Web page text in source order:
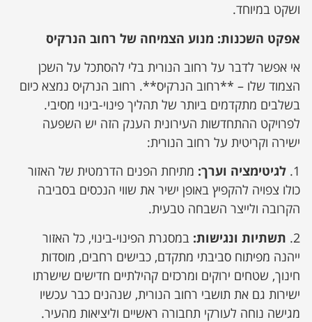
ושקט במיוחד.
אפקט השכנות: מנוע הצמיחה של רחוב הנרקיס
אי אפשר לדבר על רחוב הנורית בלי להסתכל על השכן
הצמוד שלו – **רחוב הנרקיס**. רחוב הנרקיס נמצא כיום
בשלבים מתקדמים ביותר של תהליך פינוי-בינוי מסיבי.
לפרויקט ההתחדשות העירונית הענק הזה יש השפעה
ישירה וקריטית על רחוב הנורית:
1. לגיטימציה וערך: מתיחת הפנים הדרמטית של האזור
כולו צפויה להקפיץ באופן ישיר את שווי הנכסים בסביבה
הקרובה ולייצר השבחה טבעית.
2. תשתיות ונגישות: במסגרת הפינוי-בינוי, כל האזור
ייהנה מפיתוח סביבתי מתקדם, כבישים רחבים, מוסדות
חינוך, שטחים ירוקים ומרכזים קהילתיים חדישים שישרתו
ישירות גם את תושבי רחוב הנורית, שנהנים כבר עכשיו
מגישה נוחה לעורקי תחבורה ראשיים וליציאות מהעיר.